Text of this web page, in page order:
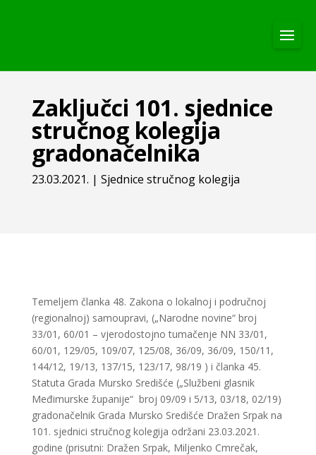
Zaključci 101. sjednice
stručnog kolegija
gradonačelnika
23.03.2021. | Sjednice stručnog kolegija
Temeljem članka 48. Zakona o lokalnoj i područnoj
(regionalnoj) samoupravi, („Narodne novine“ broj
33/01, 60/01 – vjerodostojno tumačenje NN 33/01,
60/01, 129/05, 109/07, 125/08, 36/09, 36/09, 150/11,
144/12, 19/13, 137/15, 123/17, 98/19 ) i članka 45.
Statuta Grada Mursko Središće („Službeni glasnik
Međimurske županije“ broj 09/09 i 5/13, 03/18, 02/19)
gradonačelnik Grada Mursko Središće Dražen Srpak na
101. sjednici stručnog kolegija održani 23.03.2021.
godine (prisutni: Dražen Srpak, Miljenko Cmrečak,